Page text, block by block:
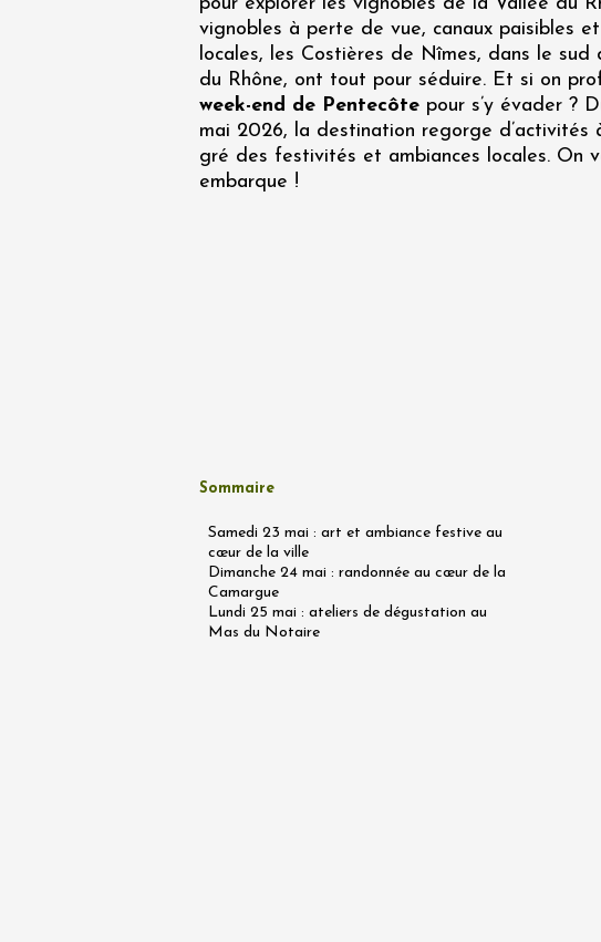
Oenologie
Une heure, un vin
l'honneur
Carpentras
11:00
12:00
04 août 2026 - 08
06 août 2026 et plus
tout terrain dans
vignobles à perte de vue, canaux paisibles
locales, les Costières de Nîmes, dans le sud
du Rhône, ont tout pour séduire. Et si on
week-end de Pentecôte pour s’y évader ?
mai 2026, la destination regorge d’activités
gré des festivités et ambiances locales. On
embarque !
Sommaire
Samedi 23 mai : art et ambiance festive au
cœur de la ville
Dimanche 24 mai : randonnée au cœur de la
Camargue
Lundi 25 mai : ateliers de dégustation au
Mas du Notaire